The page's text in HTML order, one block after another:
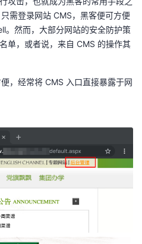
需登录网站 CMS，黑客便可方便
。然而，大部分网站的安全防护策
单，或者说，来自 CMS 的操作其
，经常将 CMS 入口直接暴露于网